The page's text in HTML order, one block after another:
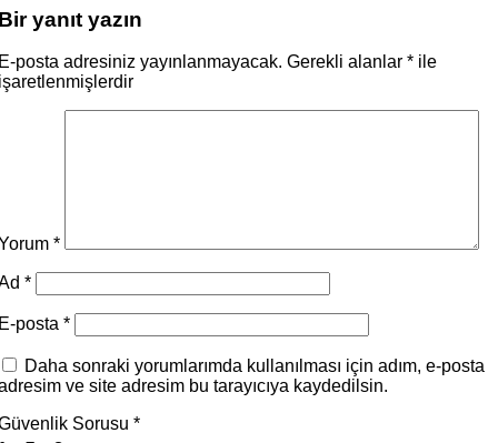
yanıt yazın
posta adresiniz yayınlanmayacak. Gerekli alanlar * ile
*
*
posta *
Daha sonraki yorumlarımda kullanılması için adım, e-posta
ve site adresim bu tarayıcıya kaydedilsin.
Sorusu *